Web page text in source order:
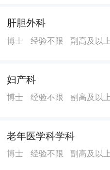
学转化创新基地”，在结核
鼻内镜下鼻颅底、鼻眼相关
区首家开展的输尿管软镜
术处于国内领先水平，并率
脊柱外科开展的高难度颈
路截骨、斜外侧腰椎融合技
肝胆外科
博士 经验不限 副高及以上
妇产科
博士 经验不限 副高及以
老年医学科学科
博士 经验不限 副高及以